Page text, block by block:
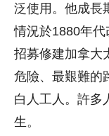
泛使用。他成長
情況於1880年
招募修建加拿大
危險、最艱難的
白人工人。許多
生。